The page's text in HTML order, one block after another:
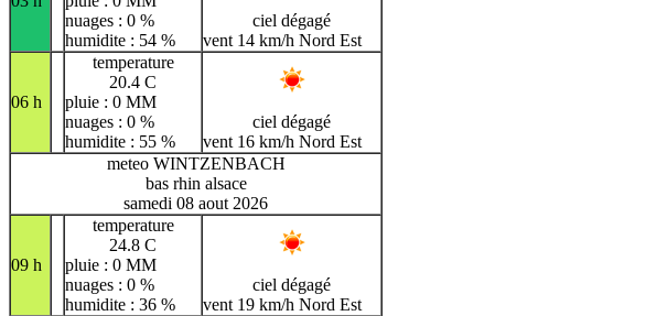
nuages : 0 %
humidite : 54 %
ciel dégagé
vent 14 km/h Nord Est
06 h
temperature
20.4 C
pluie : 0 MM
nuages : 0 %
humidite : 55 %
ciel dégagé
vent 16 km/h Nord Est
meteo WINTZENBACH
bas rhin alsace
samedi 08 aout 2026
09 h
temperature
24.8 C
pluie : 0 MM
nuages : 0 %
humidite : 36 %
ciel dégagé
vent 19 km/h Nord Est